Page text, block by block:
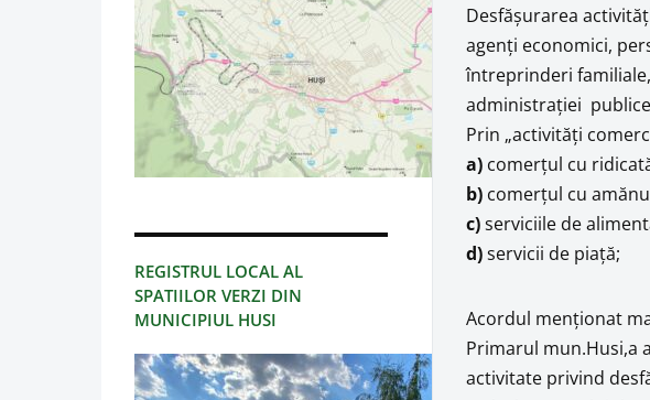
REGISTRUL LOCAL AL
SPATIILOR VERZI DIN
MUNICIPIUL HUSI
Desfăşurarea
agenţi economici,
întreprinderi
administraţiei
Prin „activităţi
a) comerţul cu
b) comerţul cu
c)serviciile de
d)servicii de piață;
Acordul menţionat
Primarul mun.Husi,a
activitate privind